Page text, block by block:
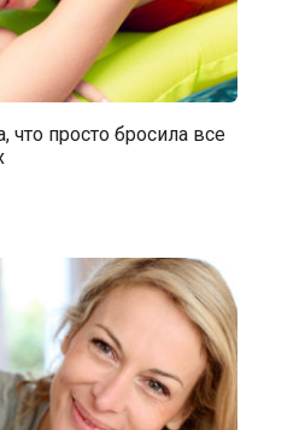
что просто бросила все